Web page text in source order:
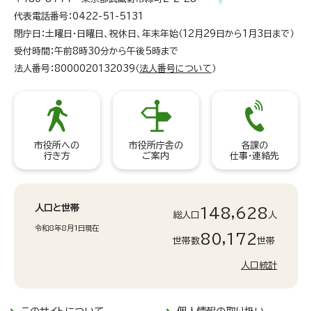
代表電話番号：0422-51-5131
閉庁日：土曜日・日曜日、祝休日、年末年始（12月29日から1月3日まで）
受付時間：午前8時30分から午後5時まで
法人番号：8000020132039（ 法人番号について ）
市役所への
行き方
市役所庁舎の
ご案内
各課の
仕事・連絡先
人口と世帯
令和8年8月1日現在
総人口 148,628 人
世帯数80,172世帯
人口統計